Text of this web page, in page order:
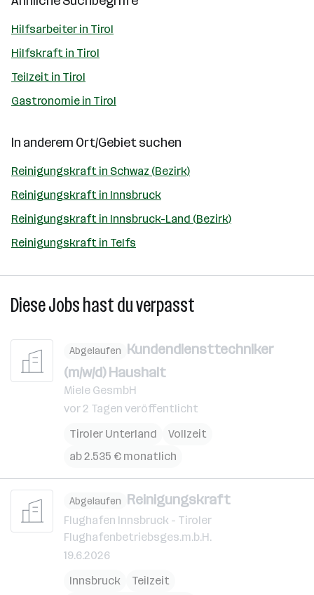
Hilfsarbeiter in Tirol
Hilfskraft in Tirol
Teilzeit in Tirol
Gastronomie in Tirol
In anderem Ort/Gebiet suchen
Reinigungskraft in Schwaz (Bezirk)
Reinigungskraft in Innsbruck
Reinigungskraft in Innsbruck-Land (Bezirk)
Reinigungskraft in Telfs
Diese Jobs hast du verpasst
Abgelaufen Kundendiensttechniker
(m/w/d) Haushalt
Miele GesmbH
vor 2 Tagen veröffentlicht
Tiroler Unterland
Vollzeit
ab 2.535 € monatlich
Abgelaufen Reinigungskraft
Flughafen Innsbruck - Tiroler
Flughafenbetriebsges.m.b.H.
19.6.2026
Innsbruck
Teilzeit